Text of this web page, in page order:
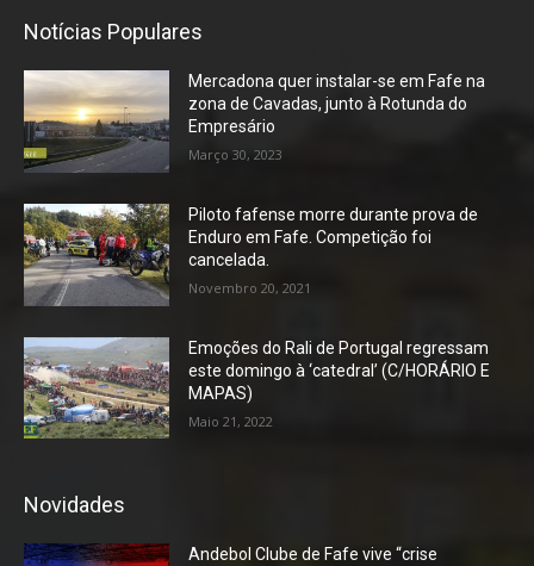
Notícias Populares
Mercadona quer instalar-se em Fafe na
zona de Cavadas, junto à Rotunda do
Empresário
Março 30, 2023
Piloto fafense morre durante prova de
Enduro em Fafe. Competição foi
cancelada.
Novembro 20, 2021
Emoções do Rali de Portugal regressam
este domingo à ‘catedral’ (C/HORÁRIO E
MAPAS)
Maio 21, 2022
Novidades
Andebol Clube de Fafe vive “crise